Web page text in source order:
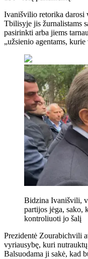
Ivanišvilio retorika darosi
Tbilisyje jis žurnalistams
pasirinkti arba jiems
„užsienio agentams,
Bidzina Ivanišvili,
partijos jėga, sako,
kontroliuoti jo šalį
Prezidentė Zourabichvili
vyriausybę, kuri
Balsuodama ji sakė, kad